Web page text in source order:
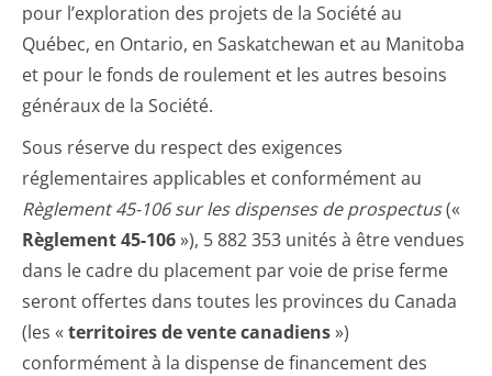
pour l’exploration des projets de la Société au
Québec, en Ontario, en Saskatchewan et au Manitoba
et pour le fonds de roulement et les autres besoins
généraux de la Société.
Sous réserve du respect des exigences
réglementaires applicables et conformément au
Règlement 45-106 sur les dispenses de prospectus(«
Règlement 45-106»), 5 882 353 unités à être vendues
dans le cadre du placement par voie de prise ferme
seront offertes dans toutes les provinces du Canada
(les « territoires de vente canadiens»)
conformément à la dispense de financement des